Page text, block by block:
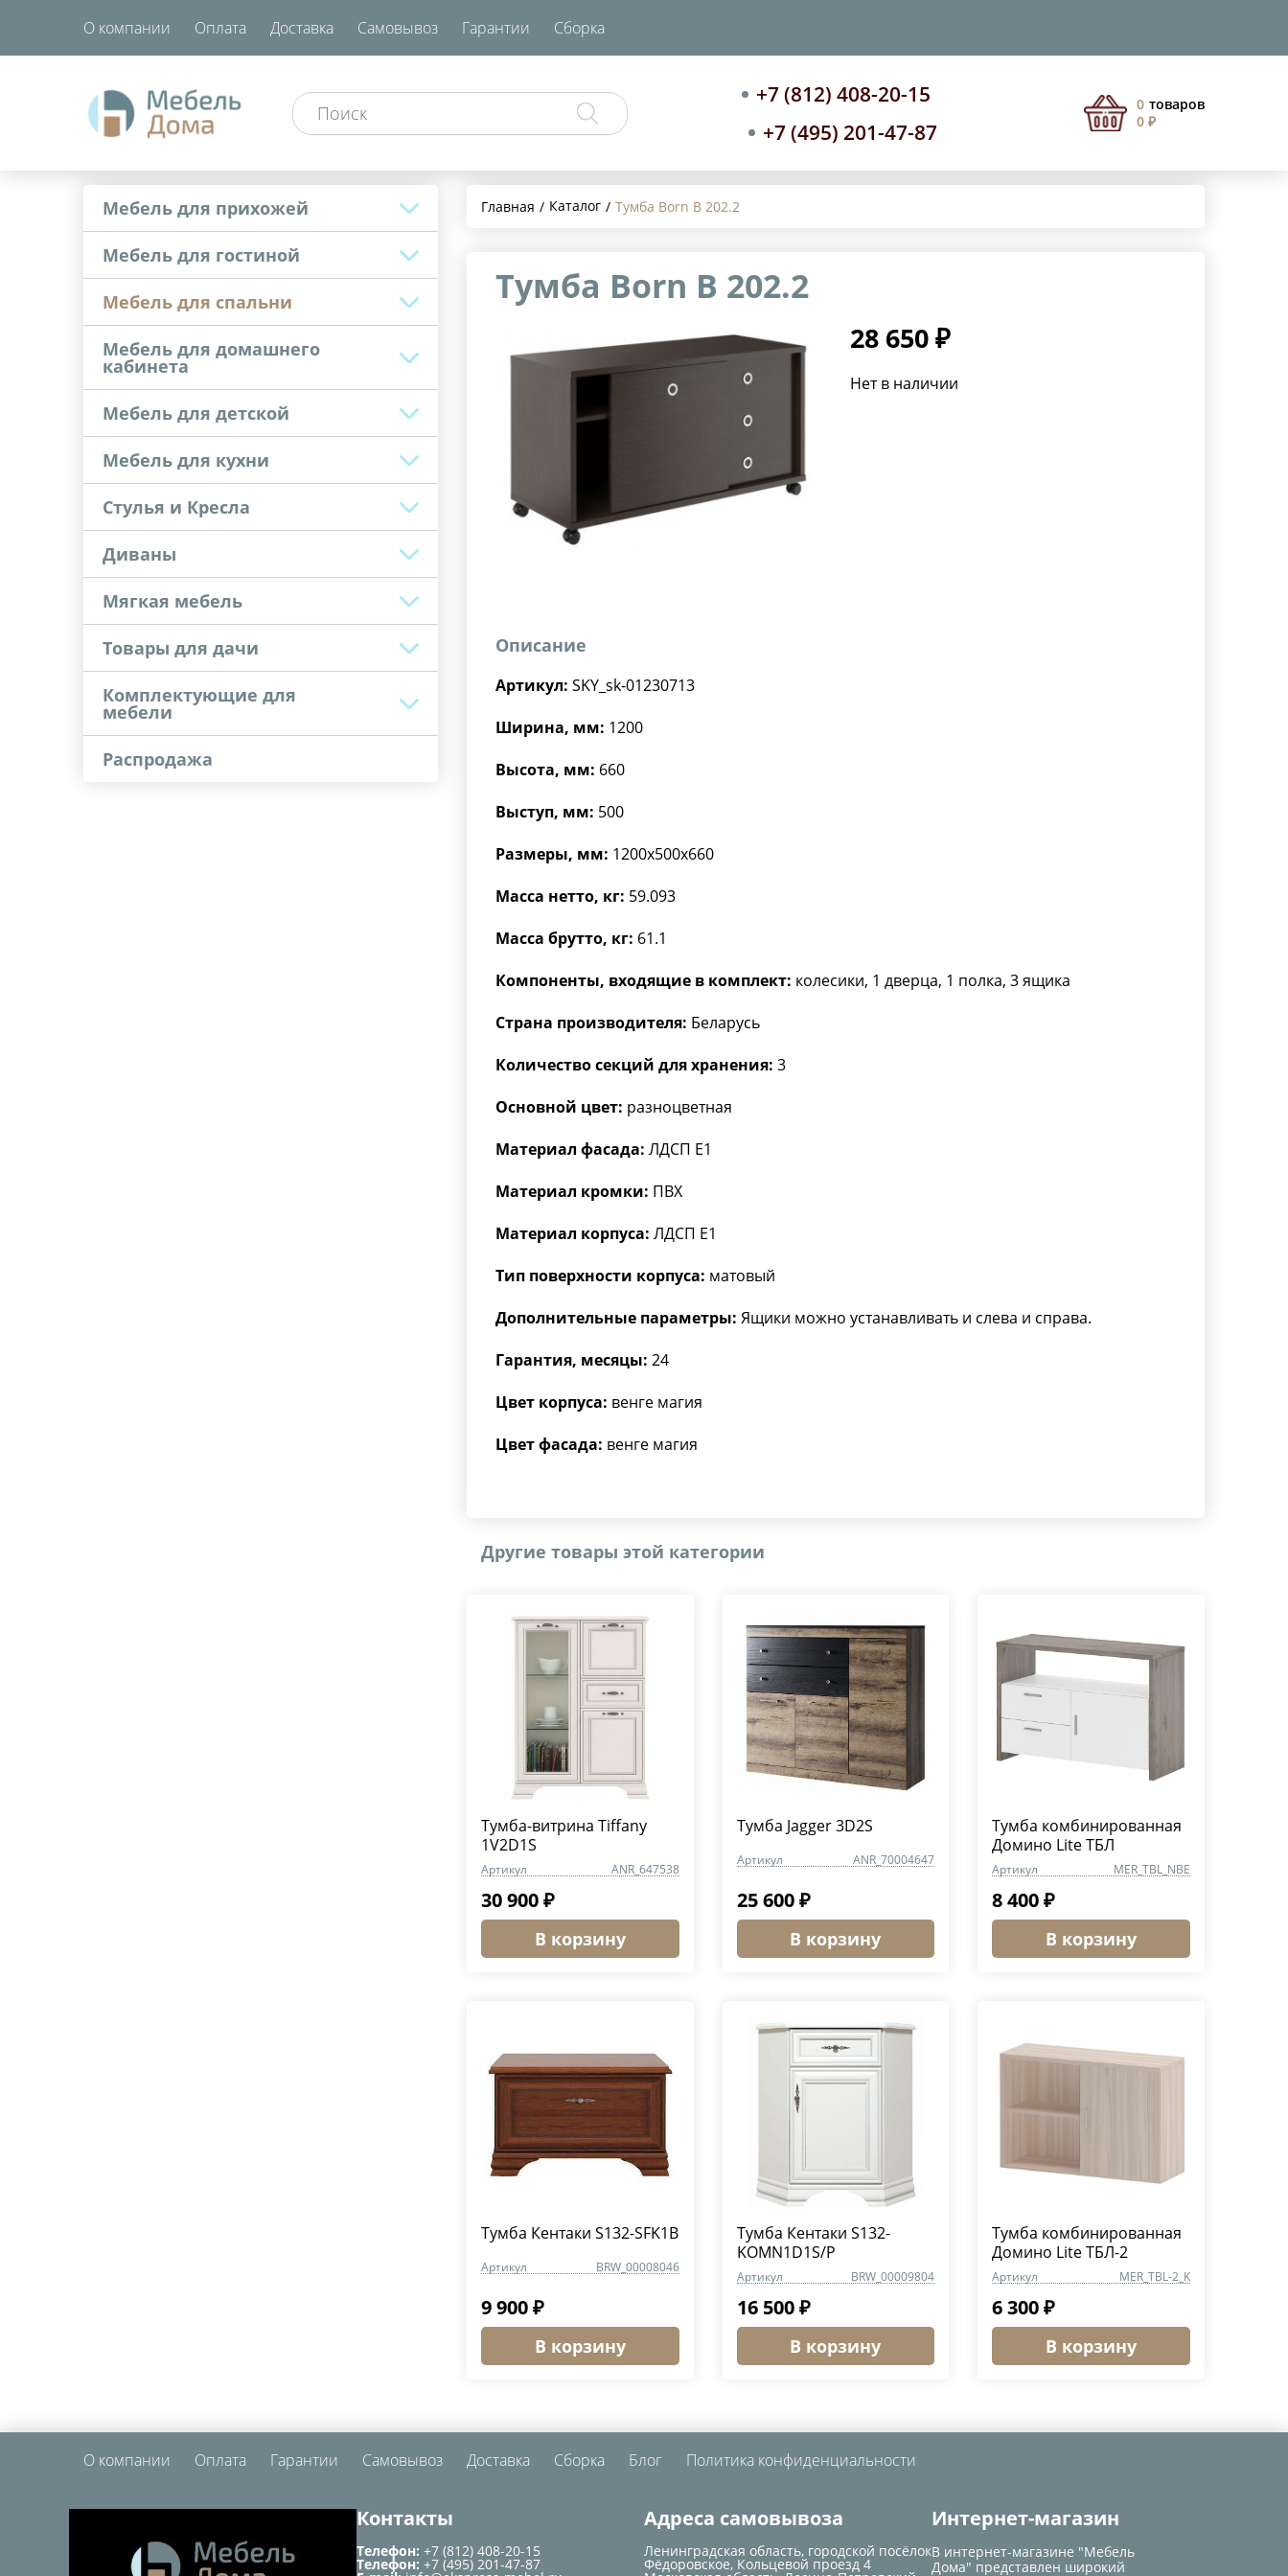
О компании Оплата Доставка Самовывоз Гарантии Сборка
+7 (812) 408-20-15
+7 (495) 201-47-87
0 товаров
0 ₽
Мебель для прихожей
Мебель для гостиной
Мебель для спальни
Мебель для домашнего
кабинета
Мебель для детской
Мебель для кухни
Стулья и Кресла
Диваны
Мягкая мебель
Товары для дачи
Комплектующие для
мебели
Распродажа
Главная Каталог Тумба Born B 202.2
Тумба Born B 202.2
28 650 ₽
Нет в наличии
Описание
Артикул: SKY_sk-01230713
Ширина, мм: 1200
Высота, мм: 660
Выступ, мм: 500
Размеры, мм: 1200x500x660
Масса нетто, кг: 59.093
Масса брутто, кг: 61.1
Компоненты, входящие в комплект: колесики, 1 дверца, 1 полка, 3 ящика
Страна производителя: Беларусь
Количество секций для хранения: 3
Основной цвет: разноцветная
Материал фасада: ЛДСП Е1
Материал кромки: ПВХ
Материал корпуса: ЛДСП Е1
Тип поверхности корпуса: матовый
Дополнительные параметры: Ящики можно устанавливать и слева и справа.
Гарантия, месяцы: 24
Цвет корпуса: венге магия
Цвет фасада: венге магия
Другие товары этой категории
Тумба-витрина Tiffany
1V2D1S
Артикул ANR_647538
30 900 ₽
В корзину
Тумба Jagger 3D2S
Артикул ANR_70004647
25 600 ₽
В корзину
Тумба комбинированная
Домино Lite ТБЛ
Артикул MER_TBL_NBE
8 400 ₽
В корзину
Тумба Кентаки S132-SFK1B
Артикул BRW_00008046
9 900 ₽
В корзину
Тумба Кентаки S132-
KOMN1D1S/P
Артикул BRW_00009804
16 500 ₽
В корзину
Тумба комбинированная
Домино Lite ТБЛ-2
Артикул MER_TBL-2_K
6 300 ₽
В корзину
О компании Оплата Гарантии Самовывоз Доставка Сборка Блог Политика конфиденциальности
Контакты
Телефон: +7 (812) 408-20-15
Телефон: +7 (495) 201-47-87
Адреса самовывоза
Ленинградская область, городской посёлок
Фёдоровское, Кольцевой проезд 4
Интернет-магазин
В интернет-магазине "Мебель
Дома" представлен широкий